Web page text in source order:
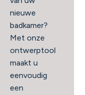
nieuwe
badkamer?
Met onze
ontwerptool
maakt u
eenvoudig
een